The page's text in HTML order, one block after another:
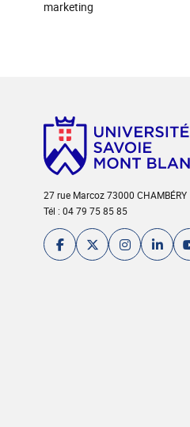
marketing
27 rue Marcoz 73000 CHAMBÉRY
Tél : 04 79 75 85 85